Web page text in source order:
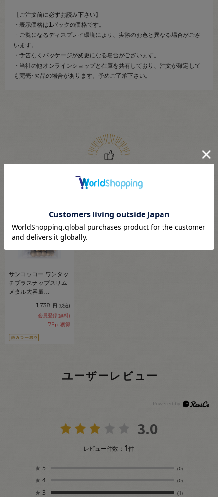
【ご注文前に必ずお読み下さい】
・表示価格は1パックの価格です。
・ご覧になるディスプレイ環境により、実際のお色と異なる場合がござ
います。
・予告なくパッケージが変更になる場合がございます。
・当社の他オンラインショップと在庫を共有しており、注文が確定して
も完売･欠品の場合があります。予めご了承下さい。
関連商品
サンコッコー ワンタッ
チプラスナップスリム
メタル大容量
14mm アンティックゴ
ールド 12組入
1,738 円 (税込)
会員登録(無料)
79pt獲得
ユーザーレビュー
3.0
レビュー件数： 1件
★ 5 (0)
★ 4 (0)
★ 3 (1)